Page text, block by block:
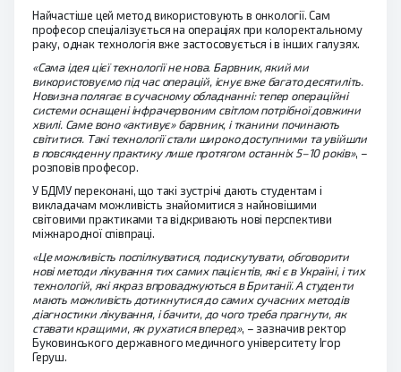
Найчастіше цей метод використовують в онкології. Сам
професор спеціалізується на операціях при колоректальному
раку, однак технологія вже застосовується і в інших галузях.
«Сама ідея цієї технології не нова. Барвник, який ми
використовуємо під час операцій, існує вже багато десятиліть.
Новизна полягає в сучасному обладнанні: тепер операційні
системи оснащені інфрачервоним світлом потрібної довжини
хвилі. Саме воно «активує» барвник, і тканини починають
світитися. Такі технології стали широко доступними та увійшли
в повсякденну практику лише протягом останніх 5–10 років», –
розповів професор.
У БДМУ переконані, що такі зустрічі дають студентам і
викладачам можливість знайомитися з найновішими
світовими практиками та відкривають нові перспективи
міжнародної співпраці.
«Це можливість поспілкуватися, подискутувати, обговорити
нові методи лікування тих самих пацієнтів, які є в Україні, і тих
технологій, які якраз впроваджуються в Британії. А студенти
мають можливість дотикнутися до самих сучасних методів
діагностики лікування, і бачити, до чого треба прагнути, як
ставати кращими, як рухатися вперед», – зазначив ректор
Буковинського державного медичного університету Ігор
Геруш.